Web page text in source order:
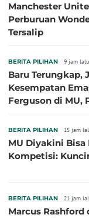
Manchester
Perburuan
Tersalip
BERITA PILIHAN 9 jam lalu
Baru Terungkap,
Kesempatan
Ferguson di MU,
BERITA PILIHAN 15 jam
MU Diyakini Bisa
Kompetisi:
BERITA PILIHAN 21 jam
Marcus